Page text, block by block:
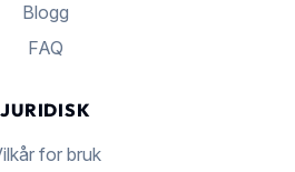
Blogg
FAQ
JURIDISK
for bruk